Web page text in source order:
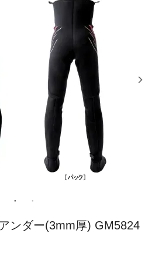
ンダー(3mm厚) GM5824